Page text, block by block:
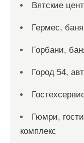
Вятские
Гермес, баня
Горбани,
Город 54,
Гюмри,
комплекс